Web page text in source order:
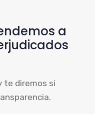
a
te diremos si